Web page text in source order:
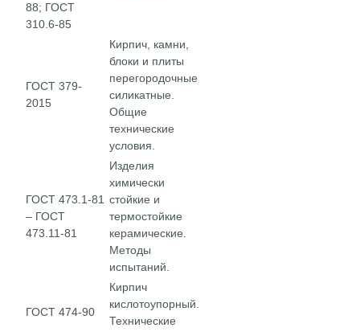
88; ГОСТ
310.6-85
ГОСТ 379-
2015
Кирпич, камни,
блоки и плиты
перегородочные
силикатные.
Общие
технические
условия.
ГОСТ 473.1-81
– ГОСТ
473.11-81
Изделия
химически
стойкие и
термостойкие
керамические.
Методы
испытаний.
ГОСТ 474-90
Кирпич
кислотоупорный.
Технические